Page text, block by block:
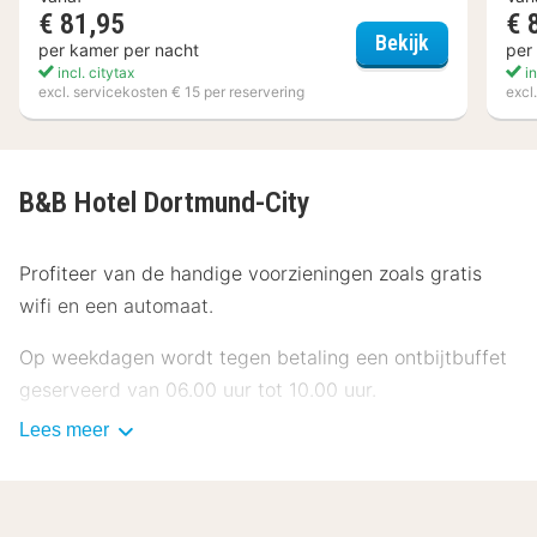
€ 81,95
per kamer per nacht
incl. citytax
excl. servicekosten € 15 per reservering
Bekijk a&o
€
per
B&B Hotel Dortmund-City
Profiteer van de handige voorzieningen zoals gratis
wifi en een automaat.
Op weekdagen wordt tegen betaling een ontbijtbuffet
geserveerd van 06.00 uur tot 10.00 uur.
Enkele van de voorzieningen zijn een 24-uurs receptie,
Lees meer